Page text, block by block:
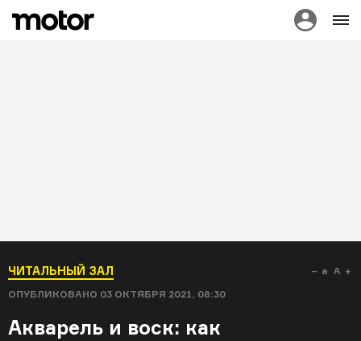
ЧИТАЛЬНЫЙ ЗАЛ
ОПУБЛИКОВАНО 03 ОКТЯБРЯ 2021, 08:30
a A
Акварель и воск: как